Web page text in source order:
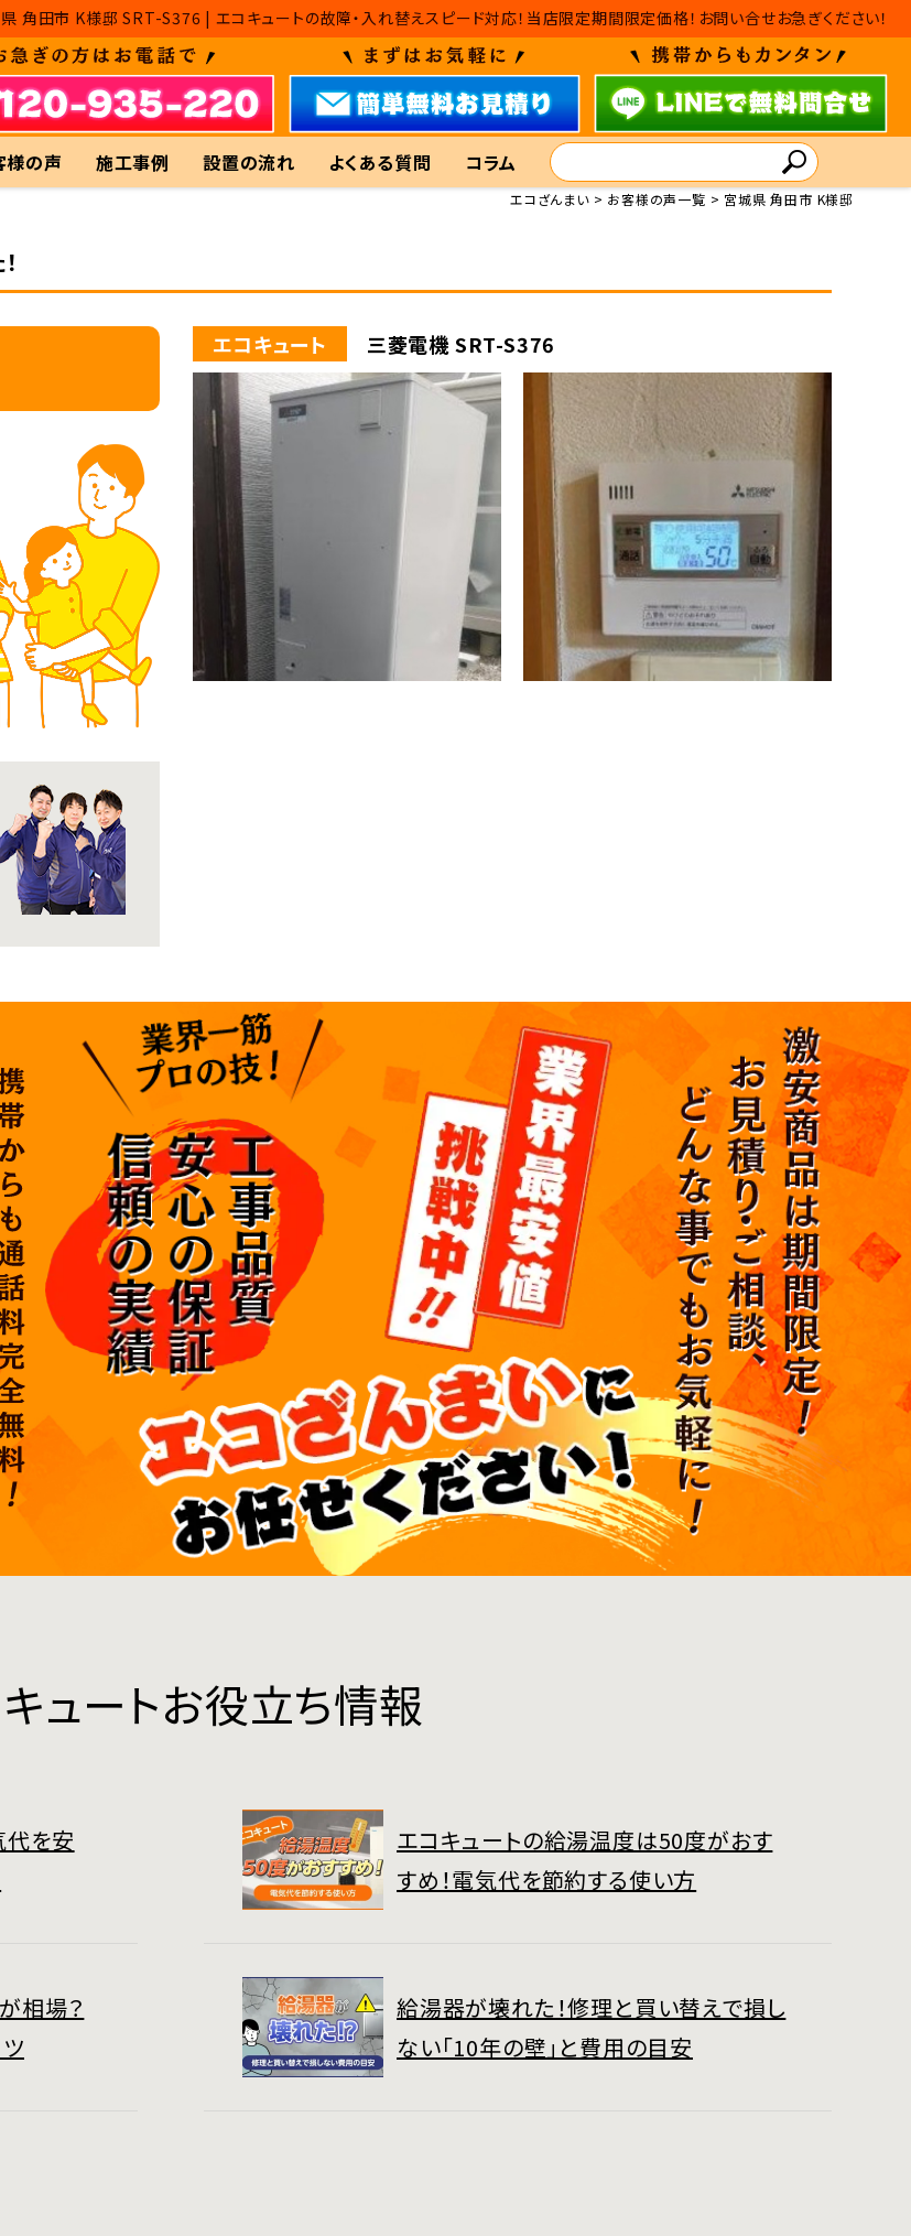
角田市 K様邸 SRT-S376 | エコキュートの故障・入れ替えスピード対応！当店限定期間限定価格！お問い合せお急ぎください！
様の声 施工事例 設置の流れ よくある質問 コラム
エコざんまい お客様の声一覧 宮城県 角田市 K様邸
エコキュート 三菱電機 SRT-S376
ュートお役立ち情報
代を安
エコキュートの給湯温度は50度がおす
すめ！電気代を節約する使い方
相場？
給湯器が壊れた！修理と買い替えで損し
ない「10年の壁」と費用の目安